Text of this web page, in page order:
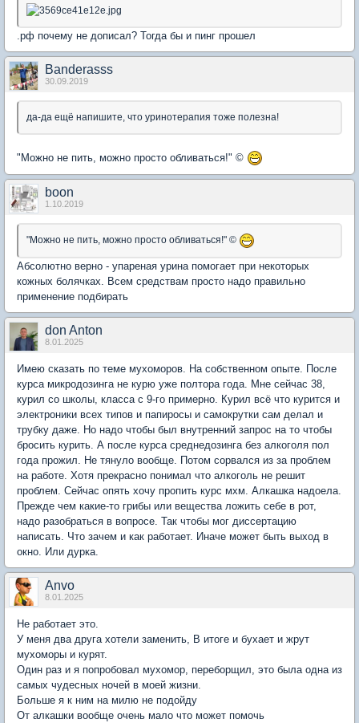
.рф почему не дописал? Тогда бы и пинг прошел
Banderasss
30.09.2019
да-да ещё напишите, что уринотерапия тоже полезна!
"Можно не пить, можно просто обливаться!" ©
boon
1.10.2019
"Можно не пить, можно просто обливаться!" ©
Абсолютно верно - упареная урина помогает при некоторых
кожных болячках. Всем средствам просто надо правильно
применение подбирать
don Anton
8.01.2025
Имею сказать по теме мухоморов. На собственном опыте. После
курса микродозинга не курю уже полтора года. Мне сейчас 38,
курил со школы, класса с 9-го примерно. Курил всё что курится и
электроники всех типов и папиросы и самокрутки сам делал и
трубку даже. Но надо чтобы был внутренний запрос на то чтобы
бросить курить. А после курса среднедозинга без алкоголя пол
года прожил. Не тянуло вообще. Потом сорвался из за проблем
на работе. Хотя прекрасно понимал что алкоголь не решит
проблем. Сейчас опять хочу пропить курс мхм. Алкашка надоела.
Прежде чем какие-то грибы или вещества ложить себе в рот,
надо разобраться в вопросе. Так чтобы мог диссертацию
написать. Что зачем и как работает. Иначе может быть выход в
окно. Или дурка.
Anvo
8.01.2025
Не работает это.
У меня два друга хотели заменить, В итоге и бухает и жрут
мухоморы и курят.
Один раз и я попробовал мухомор, переборщил, это была одна из
самых чудесных ночей в моей жизни.
Больше я к ним на милю не подойду
От алкашки вообще очень мало что может помочь